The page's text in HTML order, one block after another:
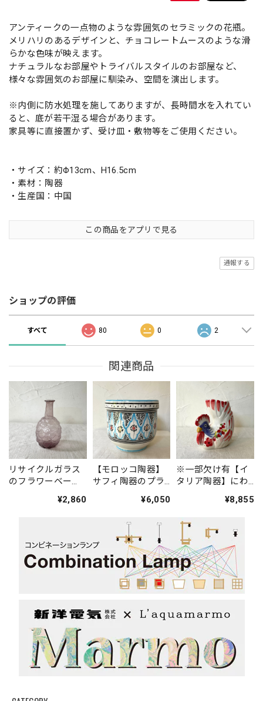
アンティークの一点物のような雰囲気のセラミックの花瓶。
メリハリのあるデザインと、チョコレートムースのような滑
らかな色味が映えます。
ナチュラルなお部屋やトライバルスタイルのお部屋など、
様々な雰囲気のお部屋に馴染み、空間を演出します。
※内側に防水処理を施してありますが、長時間水を入れてい
ると、底が若干湿る場合があります。
家具等に直接置かず、受け皿・敷物等をご使用ください。
・サイズ：約Φ13cm、H16.5cm
・素材：陶器
・生産国：中国
この商品をアプリで見る
通報する
ショップの評価
すべて 80 0 2
関連商品
リサイクルガラス
のフラワーベー
¥2,860
【モロッコ陶器】
サフィ陶器のプラ
¥6,050
※一部欠け有【イ
タリア陶器】にわ
¥8,855